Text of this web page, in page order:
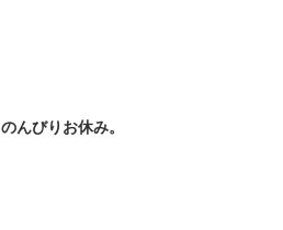
のんびりお休み。